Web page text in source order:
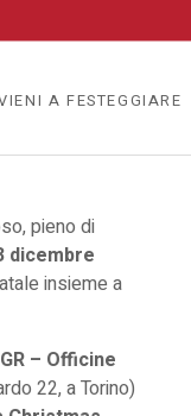
A FESTEGGIARE
pieno di
dicembre
insieme a
– Officine
22, a Torino)